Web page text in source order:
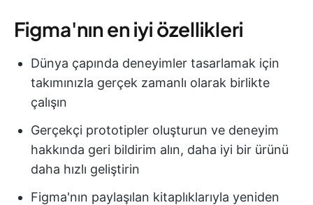
Figma'nın en iyi özellikleri
Dünya çapında deneyimler tasarlamak için
takımınızla gerçek zamanlı olarak birlikte
çalışın
Gerçekçi prototipler oluşturun ve deneyim
hakkında geri bildirim alın, daha iyi bir ürünü
daha hızlı geliştirin
Figma'nın paylaşılan kitaplıklarıyla yeniden